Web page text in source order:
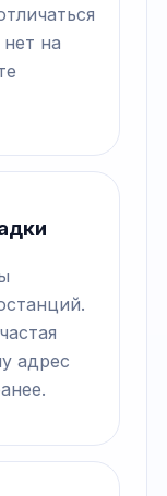
на
адрес